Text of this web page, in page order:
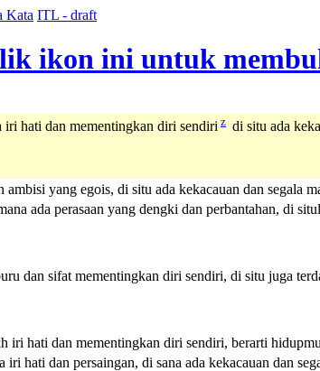
Kata ITL - draft
iri hati dan mementingkan diri sendiri z di situ ada
ambisi yang egois, di situ ada kekacauan dan segala
ada perasaan yang dengki dan perbantahan, di
dan sifat mementingkan diri sendiri, di situ juga
iri hati dan mementingkan diri sendiri, berarti
iri hati dan persaingan, di sana ada kekacauan dan